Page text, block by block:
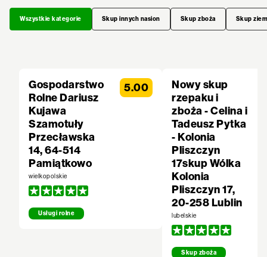
Wszystkie kategorie Skup innych nasion Skup zboża Skup
Gospodarstwo
Rolne Dariusz
Kujawa
Szamotuły
Przecławska
14, 64-514
Pamiątkowo
wielkopolskie
Usługi rolne
5.00
Nowy skup
rzepaku i
zboża - Celina i
Tadeusz Pytka
- Kolonia
Pliszczyn
17skup Wólka
Kolonia
Pliszczyn 17,
20-258 Lublin
lubelskie
Skup zboża